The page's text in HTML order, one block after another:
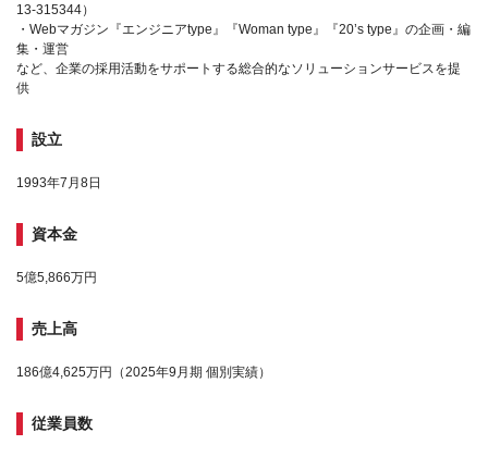
13-315344）
・Webマガジン『エンジニアtype』『Woman type』『20’s type』の企画・編
集・運営
など、企業の採用活動をサポートする総合的なソリューションサービスを提
供
設立
1993年7月8日
資本金
5億5,866万円
売上高
186億4,625万円（2025年9月期 個別実績）
従業員数